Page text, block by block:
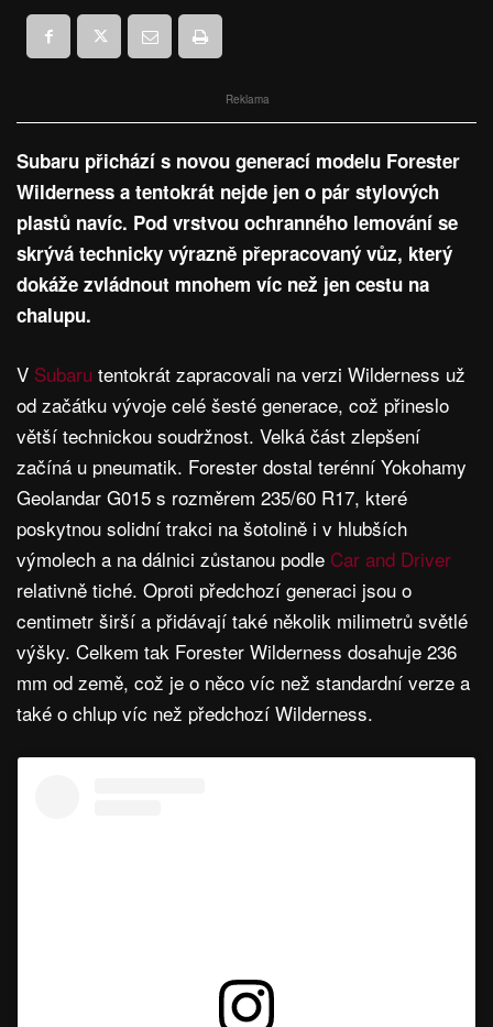
Reklama
Subaru přichází s novou generací modelu Forester
Wilderness a tentokrát nejde jen o pár stylových
plastů navíc. Pod vrstvou ochranného lemování se
skrývá technicky výrazně přepracovaný vůz, který
dokáže zvládnout mnohem víc než jen cestu na
chalupu.
V Subaru tentokrát zapracovali na verzi Wilderness už
od začátku vývoje celé šesté generace, což přineslo
větší technickou soudržnost. Velká část zlepšení
začíná u pneumatik. Forester dostal terénní Yokohamy
Geolandar G015 s rozměrem 235/60 R17, které
poskytnou solidní trakci na šotolině i v hlubších
výmolech a na dálnici zůstanou podle Car and Driver
relativně tiché. Oproti předchozí generaci jsou o
centimetr širší a přidávají také několik milimetrů světlé
výšky. Celkem tak Forester Wilderness dosahuje 236
mm od země, což je o něco víc než standardní verze a
také o chlup víc než předchozí Wilderness.